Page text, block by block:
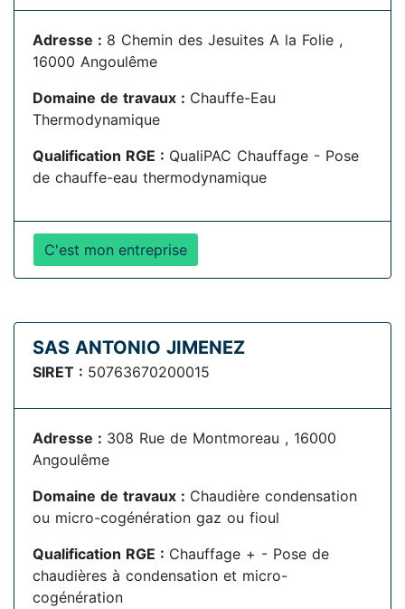
Adresse : 8 Chemin des Jesuites A la Folie ,
16000 Angoulême
Domaine de travaux : Chauffe-Eau
Thermodynamique
Qualification RGE : QualiPAC Chauffage - Pose
de chauffe-eau thermodynamique
C'est mon entreprise
SAS ANTONIO JIMENEZ
SIRET : 50763670200015
Adresse : 308 Rue de Montmoreau , 16000
Angoulême
Domaine de travaux : Chaudière condensation
ou micro-cogénération gaz ou fioul
Qualification RGE : Chauffage + - Pose de
chaudières à condensation et micro-
cogénération